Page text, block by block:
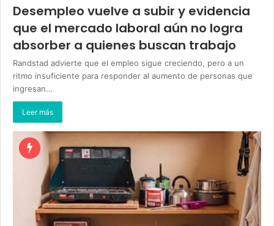
Desempleo vuelve a subir y evidencia
que el mercado laboral aún no logra
absorber a quienes buscan trabajo
Randstad advierte que el empleo sigue creciendo, pero a un
ritmo insuficiente para responder al aumento de personas que
ingresan…
Leer más